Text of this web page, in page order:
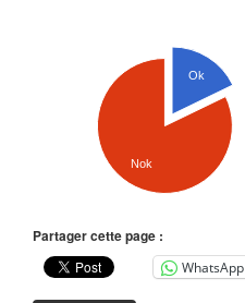
Ok
Nok
Partager cette page :
WhatsApp